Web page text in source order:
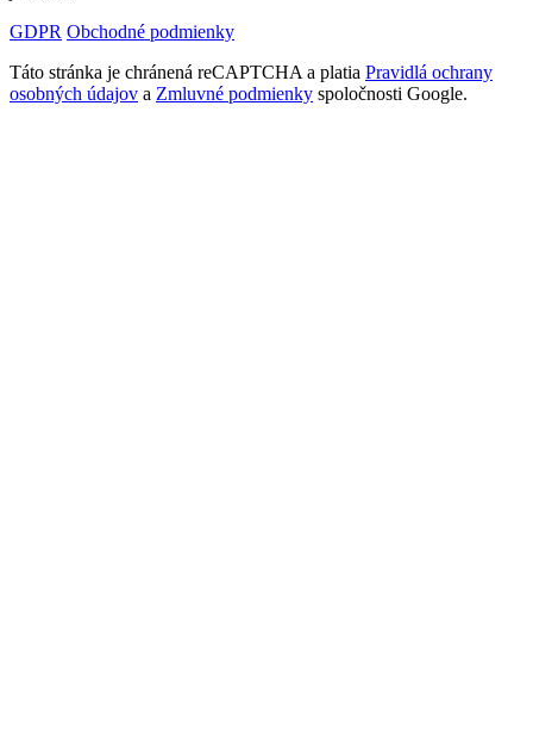
GDPR Obchodné podmienky
Táto stránka je chránená reCAPTCHA a platia Pravidlá ochrany
osobných údajov a Zmluvné podmienky spoločnosti Google.